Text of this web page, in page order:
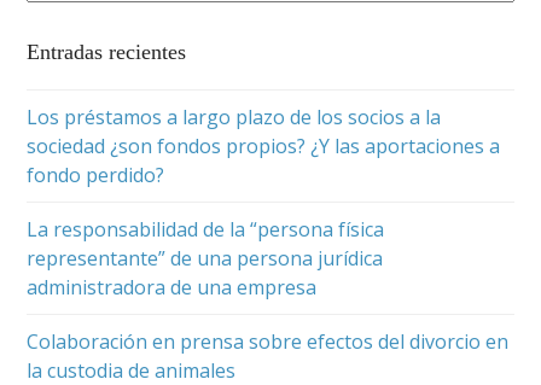
Entradas recientes
Los préstamos a largo plazo de los socios a la
sociedad ¿son fondos propios? ¿Y las aportaciones a
fondo perdido?
La responsabilidad de la “persona física
representante” de una persona jurídica
administradora de una empresa
Colaboración en prensa sobre efectos del divorcio en
la custodia de animales